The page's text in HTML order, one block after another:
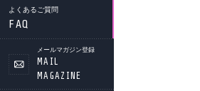
よくあるご質問
FAQ
メールマガジン登録
MAIL
MAGAZINE